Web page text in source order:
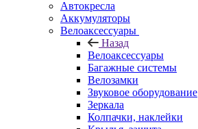
Автокресла
Аккумуляторы
Велоаксессуары
Назад
Велоаксессуары
Багажные системы
Велозамки
Звуковое оборудование
Зеркала
Колпачки, наклейки